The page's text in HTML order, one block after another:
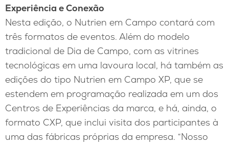
Experiência e Conexão
Nesta edição, o Nutrien em Campo contará com
três formatos de eventos. Além do modelo
tradicional de Dia de Campo, com as vitrines
tecnológicas em uma lavoura local, há também as
edições do tipo Nutrien em Campo XP, que se
estendem em programação realizada em um dos
Centros de Experiências da marca, e há, ainda, o
formato CXP, que inclui visita dos participantes à
uma das fábricas próprias da empresa. “Nosso